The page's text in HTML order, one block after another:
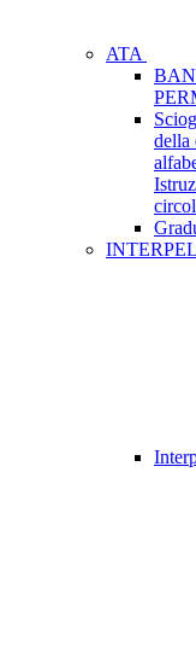
ATA
della